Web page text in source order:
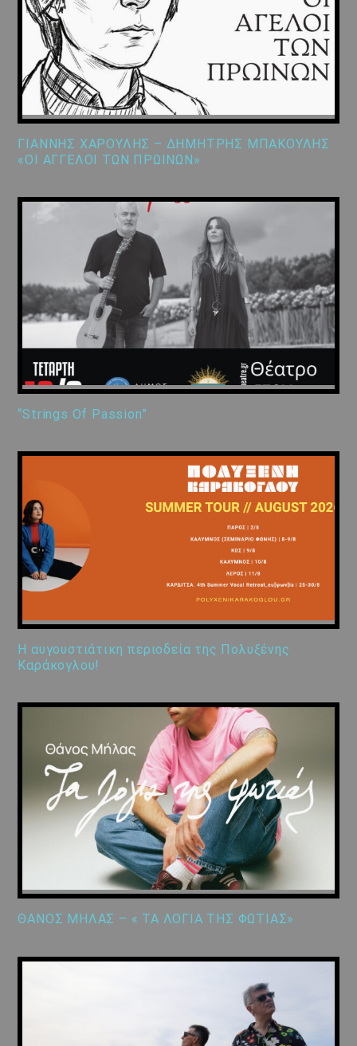
ΓΙΑΝΝΗΣ ΧΑΡΟΥΛΗΣ – ΔΗΜΗΤΡΗΣ ΜΠΑΚΟΥΛΗΣ
«ΟΙ ΑΓΓΕΛΟΙ ΤΩΝ ΠΡΩΙΝΩΝ»
“Strings Of Passion”
Η αυγουστιάτικη περιοδεία της Πολυξένης
Καράκογλου!
ΘΑΝΟΣ ΜΗΛΑΣ – « ΤΑ ΛΟΓΙΑ ΤΗΣ ΦΩΤΙΑΣ»